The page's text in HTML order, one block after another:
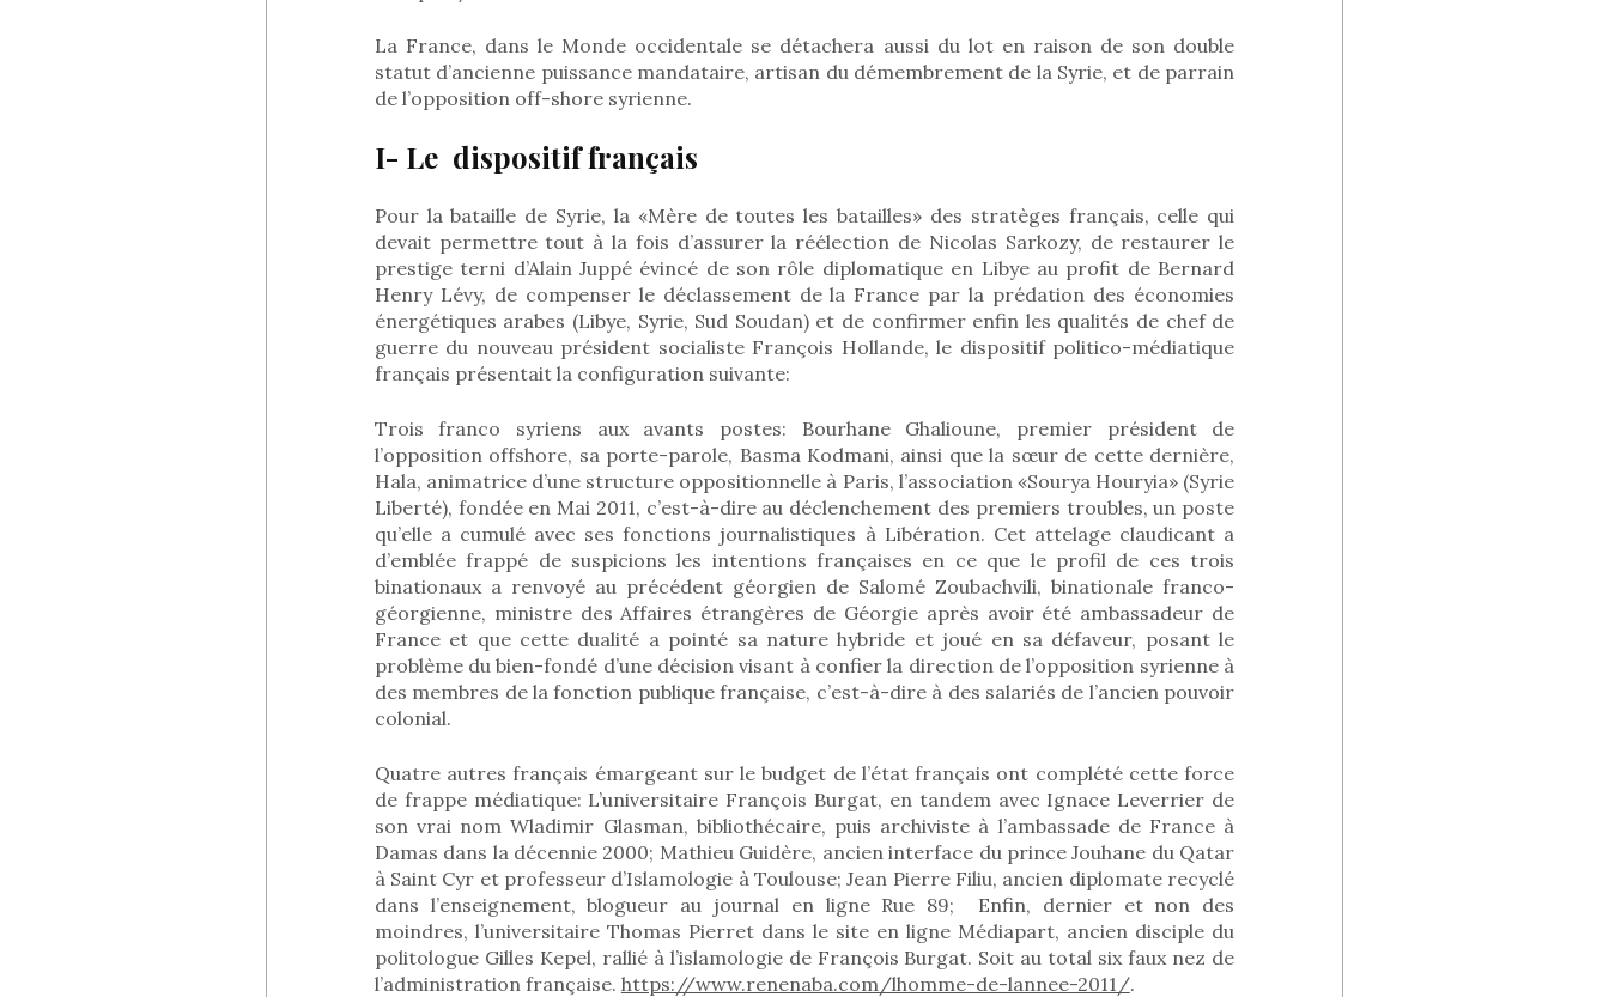
La France, dans le Monde occidentale se détachera aussi du lot en raison de son double
statut d’ancienne puissance mandataire, artisan du démembrement de la Syrie, et de parrain
de l’opposition off-shore syrienne.
I- Le dispositif français
Pour la bataille de Syrie, la «Mère de toutes les batailles» des stratèges français, celle qui
devait permettre tout à la fois d’assurer la réélection de Nicolas Sarkozy, de restaurer le
prestige terni d’Alain Juppé évincé de son rôle diplomatique en Libye au profit de Bernard
Henry Lévy, de compenser le déclassement de la France par la prédation des économies
énergétiques arabes (Libye, Syrie, Sud Soudan) et de confirmer enfin les qualités de chef de
guerre du nouveau président socialiste François Hollande, le dispositif politico-médiatique
français présentait la configuration suivante:
Trois franco syriens aux avants postes: Bourhane Ghalioune, premier président de
l’opposition offshore, sa porte-parole, Basma Kodmani, ainsi que la sœur de cette dernière,
Hala, animatrice d’une structure oppositionnelle à Paris, l’association «Sourya Houryia» (Syrie
Liberté), fondée en Mai 2011, c’est-à-dire au déclenchement des premiers troubles, un poste
qu’elle a cumulé avec ses fonctions journalistiques à Libération. Cet attelage claudicant a
d’emblée frappé de suspicions les intentions françaises en ce que le profil de ces trois
binationaux a renvoyé au précédent géorgien de Salomé Zoubachvili, binationale franco-
géorgienne, ministre des Affaires étrangères de Géorgie après avoir été ambassadeur de
France et que cette dualité a pointé sa nature hybride et joué en sa défaveur, posant le
problème du bien-fondé d’une décision visant à confier la direction de l’opposition syrienne à
des membres de la fonction publique française, c’est-à-dire à des salariés de l’ancien pouvoir
colonial.
Quatre autres français émargeant sur le budget de l’état français ont complété cette force
de frappe médiatique: L’universitaire François Burgat, en tandem avec Ignace Leverrier de
son vrai nom Wladimir Glasman, bibliothécaire, puis archiviste à l’ambassade de France à
Damas dans la décennie 2000; Mathieu Guidère, ancien interface du prince Jouhane du Qatar
à Saint Cyr et professeur d’Islamologie à Toulouse; Jean Pierre Filiu, ancien diplomate recyclé
dans l’enseignement, blogueur au journal en ligne Rue 89; Enfin, dernier et non des
moindres, l’universitaire Thomas Pierret dans le site en ligne Médiapart, ancien disciple du
politologue Gilles Kepel, rallié à l’islamologie de François Burgat. Soit au total six faux nez de
l’administration française. https://www.renenaba.com/lhomme-de-lannee-2011/.